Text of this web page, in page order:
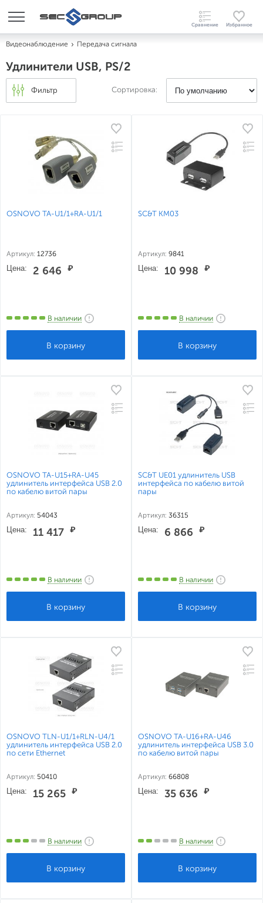
Видеонаблюдение Передача сигнала
Удлинители USB, PS/2
Фильтр Сортировка:
OSNOVO TA-U1/1+RA-U1/1
Артикул: 12736
Цена: 2 646 ₽
В наличии
SC&T KM03
Артикул: 9841
Цена: 10 998 ₽
В наличии
OSNOVO TA-U15+RA-U45
удлинитель интерфейса USB 2.0
по кабелю витой пары
Артикул: 54043
Цена: 11 417 ₽
В наличии
SC&T UE01 удлинитель USB
интерфейса по кабелю витой
пары
Артикул: 36315
Цена: 6 866 ₽
В наличии
OSNOVO TLN-U1/1+RLN-U4/1
удлинитель интерфейса USB 2.0
по сети Ethernet
Артикул: 50410
Цена: 15 265 ₽
В наличии
OSNOVO TA-U16+RA-U46
удлинитель интерфейса USB 3.0
по кабелю витой пары
Артикул: 66808
Цена: 35 636 ₽
В наличии